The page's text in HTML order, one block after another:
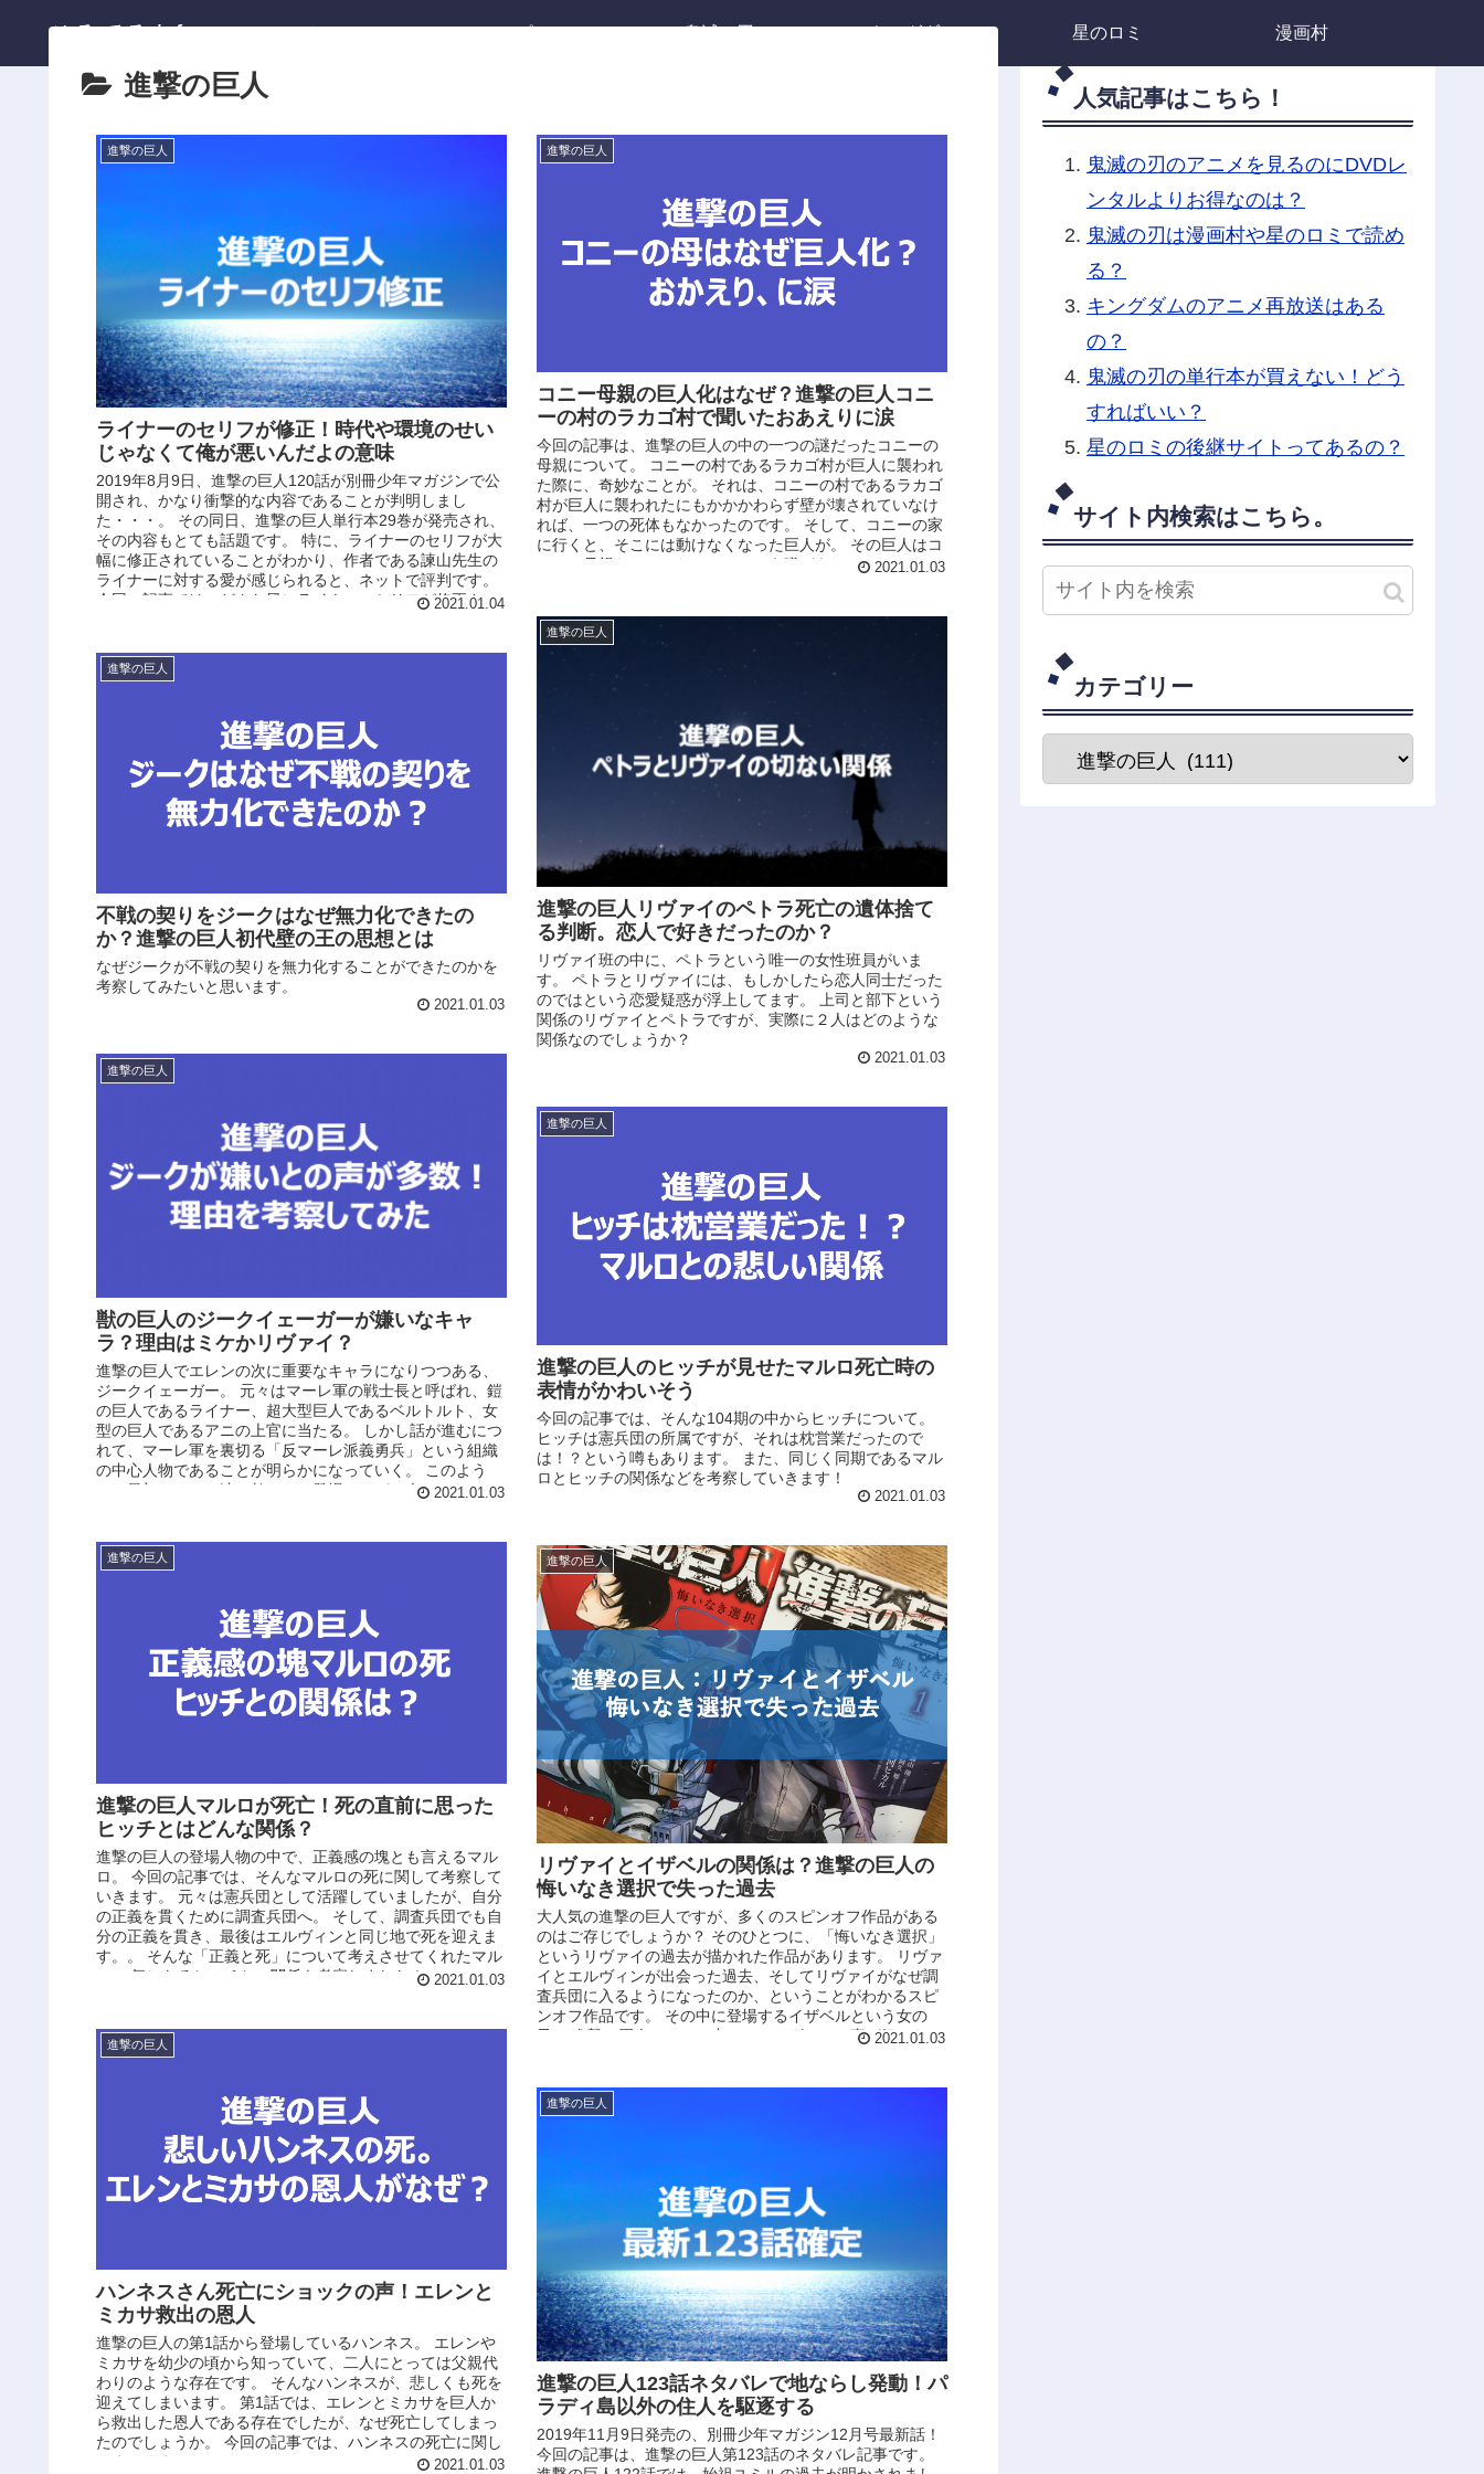
ひろてる.info ホーム ワンピース 鬼滅の刃 キングダム 星のロミ 漫画村
進撃の巨人
進撃の巨人
ライナーのセリフが修正！時代や環境のせい
じゃなくて俺が悪いんだよの意味
2019年8月9日、進撃の巨人120話が別冊少年マガジンで公
開され、かなり衝撃的な内容であることが判明しまし
た・・・。 その同日、進撃の巨人単行本29巻が発売され、
その内容もとても話題です。 特に、ライナーのセリフが大
幅に修正されていることがわかり、作者である諫山先生の
ライナーに対する愛が感じられると、ネットで評判です。
今回の記事では、どんな風にライナーのセリフが修正さ
2021.01.04
進撃の巨人
コニー母親の巨人化はなぜ？進撃の巨人コニ
ーの村のラカゴ村で聞いたおあえりに涙
今回の記事は、進撃の巨人の中の一つの謎だったコニーの
母親について。 コニーの村であるラカゴ村が巨人に襲われ
た際に、奇妙なことが。 それは、コニーの村であるラカゴ
村が巨人に襲われたにもかかかわらず壁が壊されていなけ
れば、一つの死体もなかったのです。 そして、コニーの家
に行くと、そこには動けなくなった巨人が。 その巨人はコ
ニーの母親なのではないか、という噂があり、このストー
2021.01.03
進撃の巨人
進撃の巨人リヴァイのペトラ死亡の遺体捨て
る判断。恋人で好きだったのか？
リヴァイ班の中に、ペトラという唯一の女性班員がいま
す。 ペトラとリヴァイには、もしかしたら恋人同士だった
のではという恋愛疑惑が浮上してます。 上司と部下という
関係のリヴァイとペトラですが、実際に２人はどのような
関係なのでしょうか？
2021.01.03
進撃の巨人
不戦の契りをジークはなぜ無力化できたの
か？進撃の巨人初代壁の王の思想とは
なぜジークが不戦の契りを無力化することができたのかを
考察してみたいと思います。
2021.01.03
進撃の巨人
獣の巨人のジークイェーガーが嫌いなキャ
ラ？理由はミケかリヴァイ？
進撃の巨人でエレンの次に重要なキャラになりつつある、
ジークイェーガー。 元々はマーレ軍の戦士長と呼ばれ、鎧
の巨人であるライナー、超大型巨人であるベルトルト、女
型の巨人であるアニの上官に当たる。 しかし話が進むにつ
れて、マーレ軍を裏切る「反マーレ派義勇兵」という組織
の中心人物であることが明らかになっていく。 このよう
に、最初はエレン達の敵として登場したが、今ではもしか
い」という声が上がっている。 今回の記事では、そのジー
クイェーガーに対してなぜ「嫌い」という声が上がってい
2021.01.03
進撃の巨人
進撃の巨人のヒッチが見せたマルロ死亡時の
表情がかわいそう
今回の記事では、そんな104期の中からヒッチについて。
ヒッチは憲兵団の所属ですが、それは枕営業だったので
は！？という噂もあります。 また、同じく同期であるマル
ロとヒッチの関係などを考察していきます！
2021.01.03
進撃の巨人
進撃の巨人マルロが死亡！死の直前に思った
ヒッチとはどんな関係？
進撃の巨人の登場人物の中で、正義感の塊とも言えるマル
ロ。 今回の記事では、そんなマルロの死に関して考察して
いきます。 元々は憲兵団として活躍していましたが、自分
の正義を貫くために調査兵団へ。 そして、調査兵団でも自
分の正義を貫き、最後はエルヴィンと同じ地で死を迎えま
す。。 そんな「正義と死」について考えさせてくれたマル
ロ。 気になるヒッチとの関係も考察しました！
2021.01.03
進撃の巨人
リヴァイとイザベルの関係は？進撃の巨人の
悔いなき選択で失った過去
大人気の進撃の巨人ですが、多くのスピンオフ作品がある
のはご存じでしょうか？ そのひとつに、「悔いなき選択」
というリヴァイの過去が描かれた作品があります。 リヴァ
イとエルヴィンが出会った過去、そしてリヴァイがなぜ調
査兵団に入るようになったのか、ということがわかるスピ
ンオフ作品です。 その中に登場するイザベルという女の
子。 進撃の巨人ファンの中には、イザベルの事が気になっ
2021.01.03
進撃の巨人
ハンネスさん死亡にショックの声！エレンと
ミカサ救出の恩人
進撃の巨人の第1話から登場しているハンネス。 エレンや
ミカサを幼少の頃から知っていて、二人にとっては父親代
わりのような存在です。 そんなハンネスが、悲しくも死を
迎えてしまいます。 第1話では、エレンとミカサを巨人か
ら救出した恩人である存在でしたが、なぜ死亡してしまっ
たのでしょうか。 今回の記事では、ハンネスの死亡に関し
てまとめました。
2021.01.03
進撃の巨人
進撃の巨人123話ネタバレで地ならし発動！パ
ラディ島以外の住人を駆逐する
2019年11月9日発売の、別冊少年マガジン12月号最新話！
今回の記事は、進撃の巨人第123話のネタバレ記事です。
人気記事はこちら！
鬼滅の刃のアニメを見るのにDVDレ
ンタルよりお得なのは？
鬼滅の刃は漫画村や星のロミで読め
る？
キングダムのアニメ再放送はある
の？
鬼滅の刃の単行本が買えない！どう
すればいい？
星のロミの後継サイトってあるの？
サイト内検索はこちら。
カテゴリー